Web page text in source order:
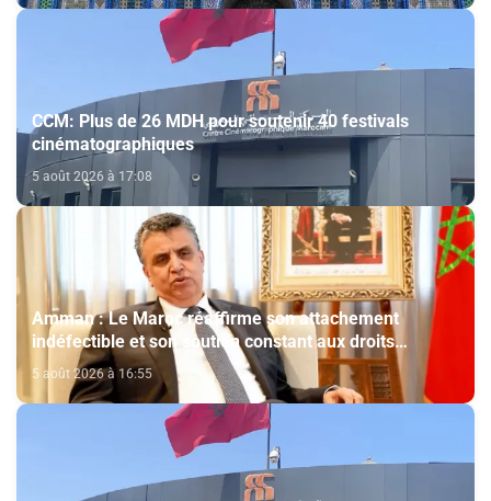
CCM: Plus de 26 MDH pour soutenir 40 festivals
cinématographiques
5 août 2026 à 17:08
Amman : Le Maroc réaffirme son attachement
indéfectible et son soutien constant aux droits
légitimes du peuple palestinien
5 août 2026 à 16:55